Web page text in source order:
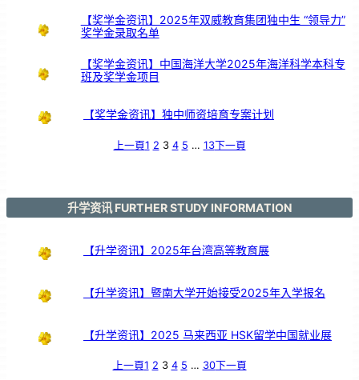
【奖学金资讯】2025年双威教育集团独中生 “领导力”
奖学金录取名单
【奖学金资讯】中国海洋大学2025年海洋科学本科专
班及奖学金项目
【奖学金资讯】独中师资培育专案计划
上一頁1 2 3 4 5 … 13下一頁
升学资讯 FURTHER STUDY INFORMATION
【升学资讯】2025年台湾高等教育展
【升学资讯】暨南大学开始接受2025年入学报名
【升学资讯】2025 马来西亚 HSK留学中国就业展
上一頁1 2 3 4 5 … 30下一頁